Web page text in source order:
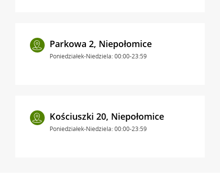
Parkowa 2, Niepołomice
Poniedziałek-Niedziela: 00:00-23:59
Kościuszki 20, Niepołomice
Poniedziałek-Niedziela: 00:00-23:59